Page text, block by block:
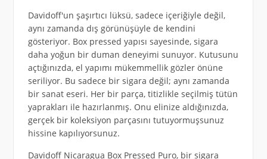
Davidoff'un şaşırtıcı lüksü, sadece içeriğiyle değil,
aynı zamanda dış görünüşüyle de kendini
gösteriyor. Box pressed yapısı sayesinde, sigara
daha yoğun bir duman deneyimi sunuyor. Kutusunu
açtığınızda, el yapımı mükemmellik gözler önüne
seriliyor. Bu sadece bir sigara değil; aynı zamanda
bir sanat eseri. Her bir parça, titizlikle seçilmiş tütün
yaprakları ile hazırlanmış. Onu elinize aldığınızda,
gerçek bir koleksiyon parçasını tutuyormuşsunuz
hissine kapılıyorsunuz.
Davidoff Nicaragua Box Pressed Puro, bir sigara